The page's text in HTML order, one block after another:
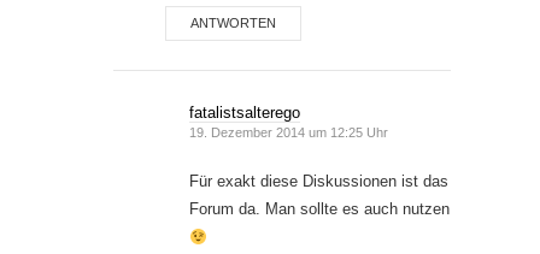
ANTWORTEN
fatalistsalterego
19. Dezember 2014 um 12:25 Uhr
Für exakt diese Diskussionen ist das
Forum da. Man sollte es auch nutzen